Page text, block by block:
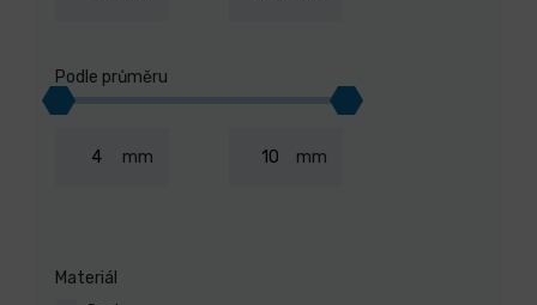
Podle průměru
mm mm
Materiál